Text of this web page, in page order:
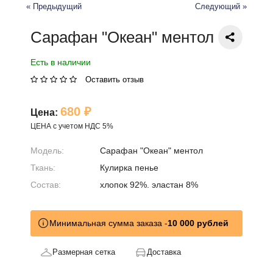
« Предыдущий Следующий »
Сарафан "Океан" ментол
Есть в наличии
Оставить отзыв
Цена: 680 ₽
ЦЕНА с учетом НДС 5%
Модель:
Сарафан "Океан" ментол
Ткань:
Кулирка пенье
Состав:
хлопок 92%. эластан 8%
Минимальная сумма заказа -10 000 рублей
Размерная сетка Доставка